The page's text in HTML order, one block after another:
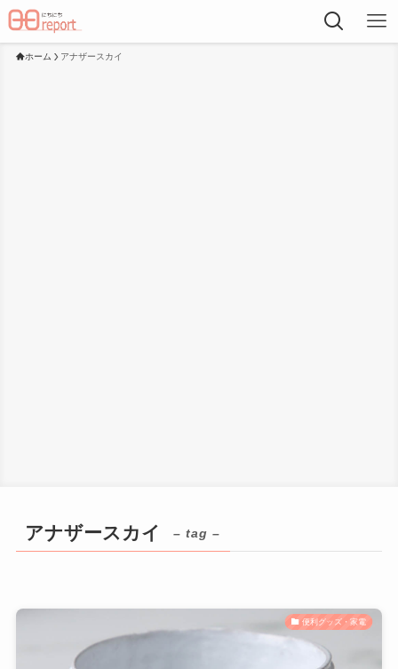
ホーム アナザースカイ
アナザースカイ – tag –
便利グッズ・家電